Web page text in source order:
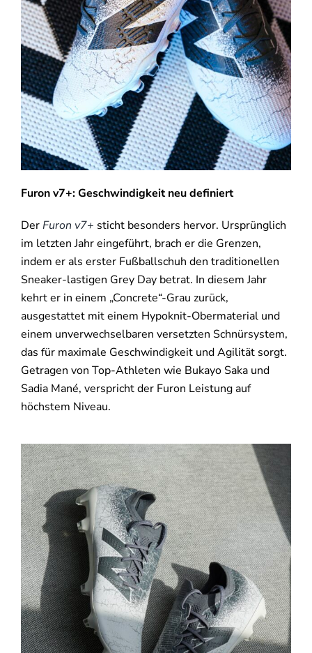
Furon v7+: Geschwindigkeit neu definiert
DerFuron v7+ sticht besonders hervor. Ursprünglich
im letzten Jahr eingeführt, brach er die Grenzen,
indem er als erster Fußballschuh den traditionellen
Sneaker-lastigen Grey Day betrat. In diesem Jahr
kehrt er in einem „Concrete“-Grau zurück,
ausgestattet mit einem Hypoknit-Obermaterial und
einem unverwechselbaren versetzten Schnürsystem,
das für maximale Geschwindigkeit und Agilität sorgt.
Getragen von Top-Athleten wie Bukayo Saka und
Sadia Mané, verspricht der Furon Leistung auf
höchstem Niveau.